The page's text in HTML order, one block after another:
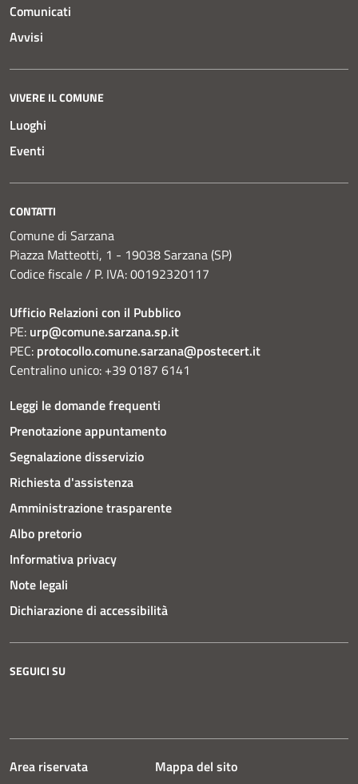
Comunicati
Avvisi
VIVERE IL COMUNE
Luoghi
Eventi
CONTATTI
Comune di Sarzana
Piazza Matteotti, 1 - 19038 Sarzana (SP)
Codice fiscale / P. IVA: 00192320117
Ufficio Relazioni con il Pubblico
PE: urp@comune.sarzana.sp.it
PEC: protocollo.comune.sarzana@postecert.it
Centralino unico: +39 0187 6141
Leggi le domande frequenti
Prenotazione appuntamento
Segnalazione disservizio
Richiesta d'assistenza
Amministrazione trasparente
Albo pretorio
Informativa privacy
Note legali
Dichiarazione di accessibilità
SEGUICI SU
Area riservata Mappa del sito